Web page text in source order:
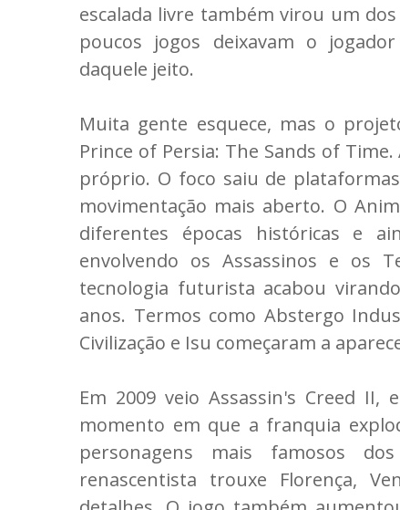
escalada livre também virou um
poucos jogos deixavam o
daquele jeito.
Muita gente esquece, mas o
Prince of Persia: The Sands of
próprio. O foco saiu de
movimentação mais aberto. O
diferentes épocas históricas e
envolvendo os Assassinos e os
tecnologia futurista acabou
anos. Termos como Abstergo
Civilização e Isu começaram a
Em 2009 veio Assassin's Creed
momento em que a franquia
personagens mais famosos
renascentista trouxe Florença,